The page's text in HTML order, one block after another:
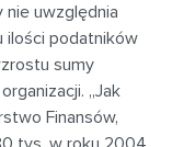
nie uwzględnia
ilości podatników
sumy
„Jak
Finansów,